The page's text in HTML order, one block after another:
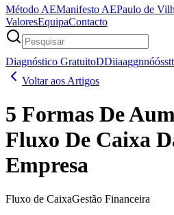
Método AEManifesto AEPaulo de
ValoresEquipaContacto
Diagnóstico GratuitoDDiiaaggnnóósstt
Voltar aos Artigos
5 Formas De
Fluxo De Caixa
Empresa
Fluxo de CaixaGestão Financeira